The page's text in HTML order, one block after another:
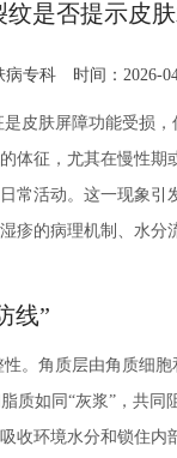
是否提示皮
病专科 时间：2026-
皮肤屏障功能受损
体征，尤其在慢性
常活动。这一现象
疹的病理机制、水
线”
。角质层由角质细
质如同“灰浆”，共同
收环境水分和锁住内